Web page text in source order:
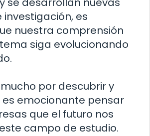
es
nuestra comprensión
siga evolucionando
por descubrir y
es emocionante pensar
que el futuro nos
campo de estudio.